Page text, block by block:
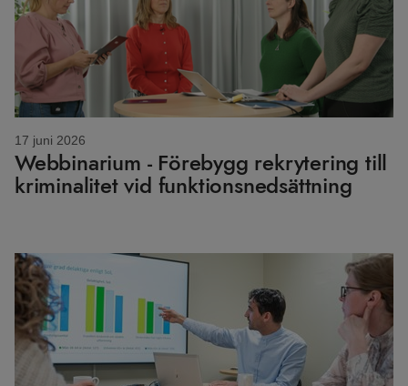
17 juni 2026
Webbinarium - Förebygg rekrytering till
kriminalitet vid funktionsnedsättning